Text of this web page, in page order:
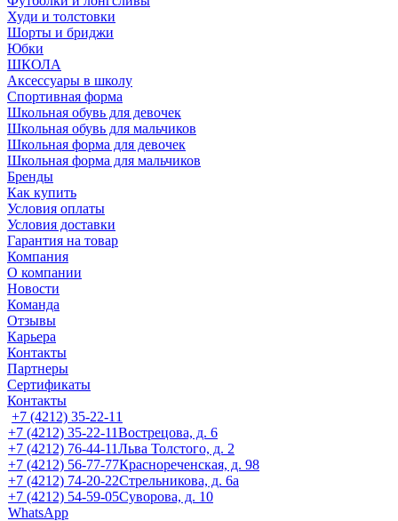
Худи и толстовки
Шорты и бриджи
Юбки
ШКОЛА
Аксессуары в школу
Спортивная форма
Школьная обувь для девочек
Школьная обувь для мальчиков
Школьная форма для девочек
Школьная форма для мальчиков
Бренды
Как купить
Условия оплаты
Условия доставки
Гарантия на товар
Компания
О компании
Новости
Команда
Отзывы
Карьера
Контакты
Партнеры
Сертификаты
Контакты
+7 (4212) 35-22-11
+7 (4212) 35-22-11Вострецова, д. 6
+7 (4212) 76-44-11Льва Толстого, д. 2
+7 (4212) 56-77-77Краснореченская, д. 98
+7 (4212) 74-20-22Стрельникова, д. 6а
+7 (4212) 54-59-05Суворова, д. 10
WhatsApp